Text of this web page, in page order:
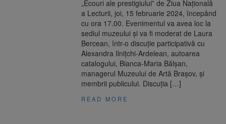
„Ecouri ale prestigiului” de Ziua Națională
a Lecturii, joi, 15 februarie 2024, începând
cu ora 17.00. Evenimentul va avea loc la
sediul muzeului și va fi moderat de Laura
Bercean, într-o discuție participativă cu
Alexandra Ilnițchi-Ardelean, autoarea
catalogului, Bianca-Maria Bălșan,
managerul Muzeului de Artă Brașov, și
membrii publicului. Discuția […]
READ MORE